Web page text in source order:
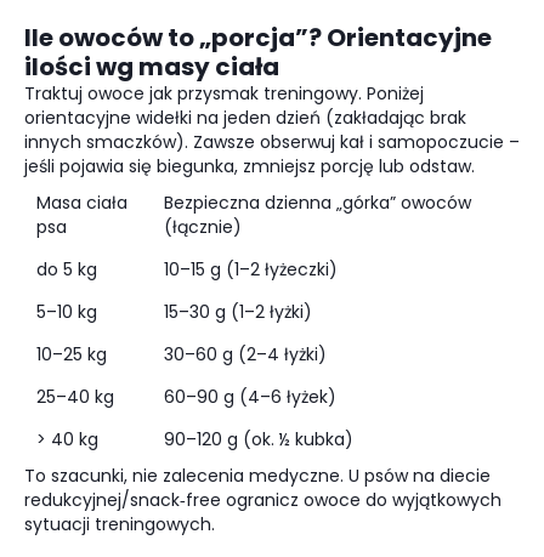
Ile owoców to „porcja”? Orientacyjne
ilości wg masy ciała
Traktuj owoce jak przysmak treningowy. Poniżej
orientacyjne widełki na jeden dzień (zakładając brak
innych smaczków). Zawsze obserwuj kał i samopoczucie –
jeśli pojawia się biegunka, zmniejsz porcję lub odstaw.
Masa ciała
psa
Bezpieczna dzienna „górka” owoców
(łącznie)
do 5 kg
10–15 g (1–2 łyżeczki)
5–10 kg
15–30 g (1–2 łyżki)
10–25 kg
30–60 g (2–4 łyżki)
25–40 kg
60–90 g (4–6 łyżek)
> 40 kg
90–120 g (ok. ½ kubka)
To szacunki, nie zalecenia medyczne. U psów na diecie
redukcyjnej/snack‑free ogranicz owoce do wyjątkowych
sytuacji treningowych.